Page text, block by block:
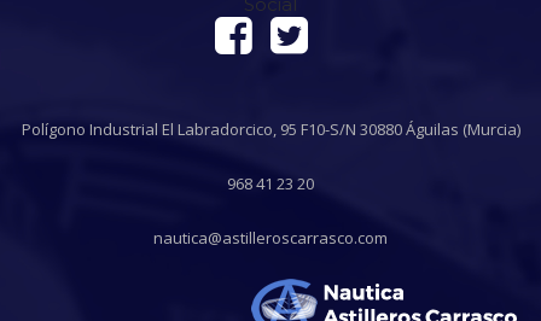
Polígono Industrial El Labradorcico, 95 F10-S/N 30880 Águilas (Murcia)
968 41 23 20
nautica@astilleroscarrasco.com